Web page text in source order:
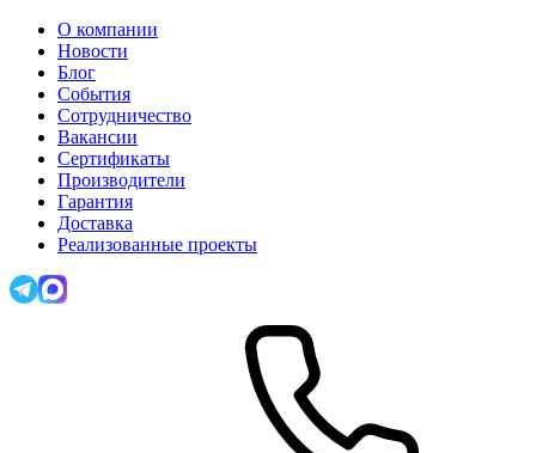
О компании
Новости
Блог
События
Сотрудничество
Вакансии
Сертификаты
Производители
Гарантия
Доставка
Реализованные проекты